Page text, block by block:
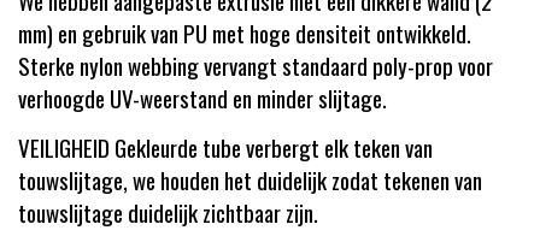
mm) en gebruik van PU met hoge densiteit ontwikkeld.
Sterke nylon webbing vervangt standaard poly-prop voor
verhoogde UV-weerstand en minder slijtage.
VEILIGHEID Gekleurde tube verbergt elk teken van
touwslijtage, we houden het duidelijk zodat tekenen van
touwslijtage duidelijk zichtbaar zijn.